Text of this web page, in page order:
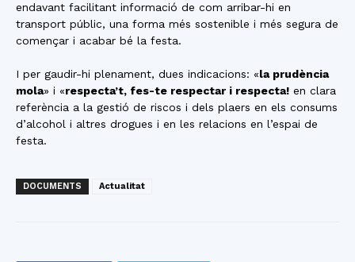
endavant facilitant informació de com arribar-hi en
transport públic, una forma més sostenible i més segura de
començar i acabar bé la festa.
I per gaudir-hi plenament, dues indicacions: «la prudència
mola» i «respecta’t, fes-te respectar i respecta! en clara
referència a la gestió de riscos i dels plaers en els consums
d’alcohol i altres drogues i en les relacions en l’espai de
festa.
DOCUMENTS Actualitat